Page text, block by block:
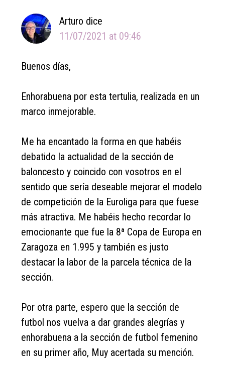
Arturo dice
11/07/2021 at 09:46
Buenos días,
Enhorabuena por esta tertulia, realizada en un
marco inmejorable.
Me ha encantado la forma en que habéis
debatido la actualidad de la sección de
baloncesto y coincido con vosotros en el
sentido que sería deseable mejorar el modelo
de competición de la Euroliga para que fuese
más atractiva. Me habéis hecho recordar lo
emocionante que fue la 8ª Copa de Europa en
Zaragoza en 1.995 y también es justo
destacar la labor de la parcela técnica de la
sección.
Por otra parte, espero que la sección de
futbol nos vuelva a dar grandes alegrías y
enhorabuena a la sección de futbol femenino
en su primer año, Muy acertada su mención.